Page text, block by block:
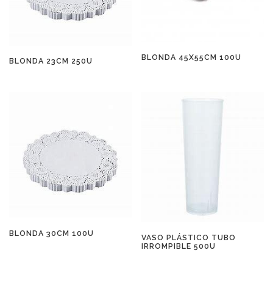
BLONDA 23CM 250U BLONDA 45X55CM 100U
BLONDA 30CM 100U
VASO PLÁSTICO TUBO
IRROMPIBLE 500U